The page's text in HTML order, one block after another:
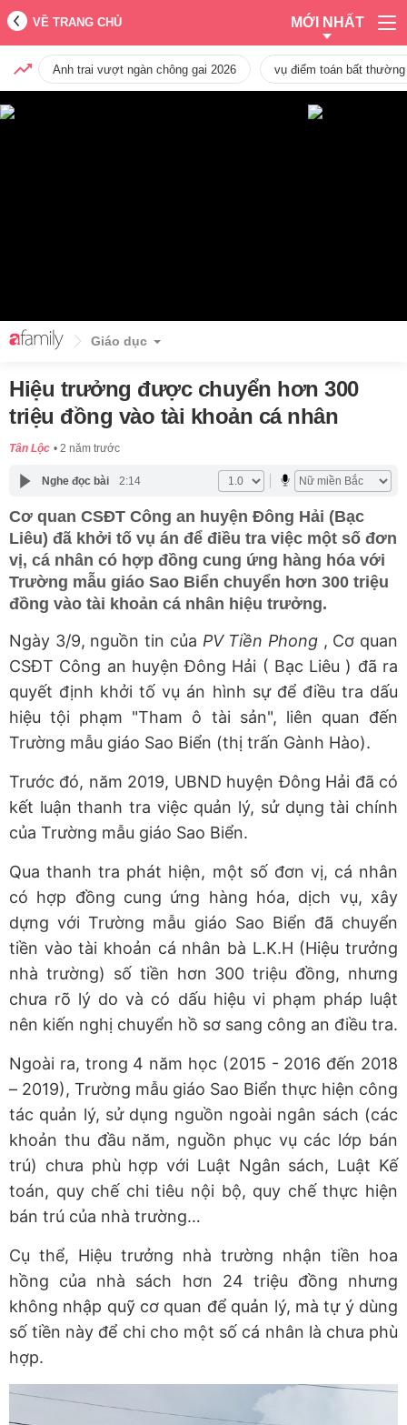
VỀ TRANG CHỦ MỚI NHẤT
Anh trai vượt ngàn chông gai 2026 vụ điểm toán bất
Giáo dục
Hiệu trưởng được chuyển hơn 300
triệu đồng vào tài khoản cá nhân
Tân Lộc 2 năm trước
Nghe đọc bài 2:14
Cơ quan CSĐT Công an huyện Đông Hải (Bạc
Liêu) đã khởi tố vụ án để điều tra việc một số đơn
vị, cá nhân có hợp đồng cung ứng hàng hóa với
Trường mẫu giáo Sao Biển chuyển hơn 300 triệu
đồng vào tài khoản cá nhân hiệu trưởng.
Ngày 3/9, nguồn tin của PV Tiền Phong , Cơ quan
CSĐT Công an huyện Đông Hải ( Bạc Liêu ) đã ra
quyết định khởi tố vụ án hình sự để điều tra dấu
hiệu tội phạm "Tham ô tài sản", liên quan đến
Trường mẫu giáo Sao Biển (thị trấn Gành Hào).
Trước đó, năm 2019, UBND huyện Đông Hải đã có
kết luận thanh tra việc quản lý, sử dụng tài chính
của Trường mẫu giáo Sao Biển.
Qua thanh tra phát hiện, một số đơn vị, cá nhân
có hợp đồng cung ứng hàng hóa, dịch vụ, xây
dựng với Trường mẫu giáo Sao Biển đã chuyển
tiền vào tài khoản cá nhân bà L.K.H (Hiệu trưởng
nhà trường) số tiền hơn 300 triệu đồng, nhưng
chưa rõ lý do và có dấu hiệu vi phạm pháp luật
nên kiến nghị chuyển hồ sơ sang công an điều tra.
Ngoài ra, trong 4 năm học (2015 - 2016 đến 2018
– 2019), Trường mẫu giáo Sao Biển thực hiện công
tác quản lý, sử dụng nguồn ngoài ngân sách (các
khoản thu đầu năm, nguồn phục vụ các lớp bán
trú) chưa phù hợp với Luật Ngân sách, Luật Kế
toán, quy chế chi tiêu nội bộ, quy chế thực hiện
bán trú của nhà trường…
Cụ thể, Hiệu trưởng nhà trường nhận tiền hoa
hồng của nhà sách hơn 24 triệu đồng nhưng
không nhập quỹ cơ quan để quản lý, mà tự ý dùng
số tiền này để chi cho một số cá nhân là chưa phù
hợp.